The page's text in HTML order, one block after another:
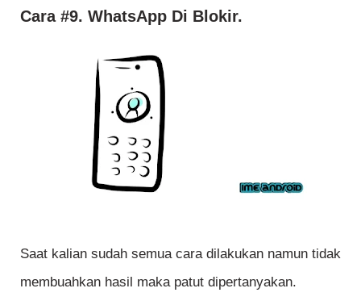
Cara #9. WhatsApp Di Blokir.
Saat kalian sudah semua cara dilakukan namun tidak
membuahkan hasil maka patut dipertanyakan.